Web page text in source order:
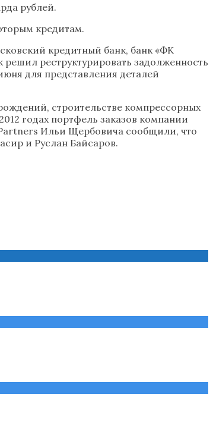
рублей.
кредитам.
кредитный банк, банк «ФК
реструктурировать задолженность
для представления деталей
строительстве компрессорных
годах портфель заказов компании
Ильи Щербовича сообщили, что
и Руслан Байсаров.